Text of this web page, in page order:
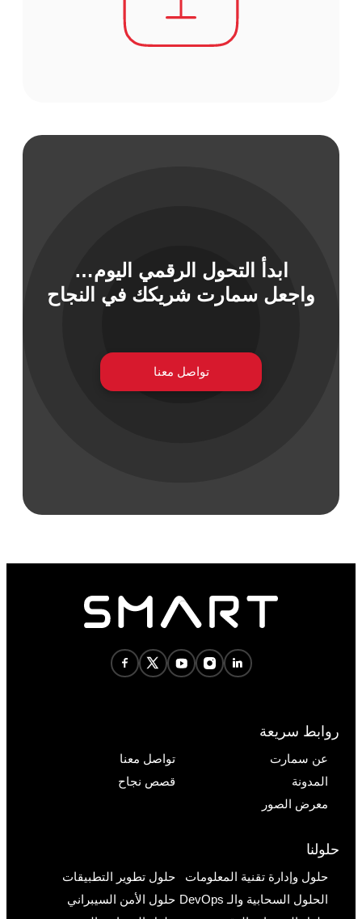
المعلومات
ابدأ التحول الرقمي اليوم…
واجعل سمارت شريكك في النجاح
تواصل معنا
روابط سريعة
عن سمارت
تواصل معنا
المدونة
قصص نجاح
معرض الصور
حلولنا
حلول وإدارة تقنية المعلومات
حلول تطوير التطبيقات
الحلول السحابية والـ DevOps
حلول الأمن السيبراني